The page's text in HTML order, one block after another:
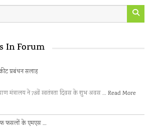
In Forum
प्रबंधन सलाह
मंत्रालय ने 78वें स्वतंत्रता दिवस के शुभ अवस … Read More
फसलों के एमएस …